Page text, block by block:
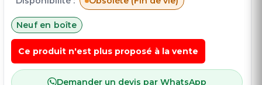
Neuf en boîte
Ce produit n'est plus proposé à la vente
Demander un devis par WhatsApp